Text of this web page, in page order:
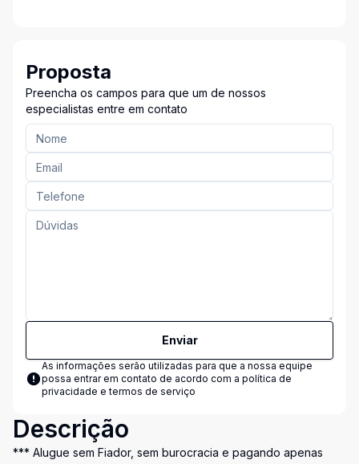
Proposta
Preencha os campos para que um de nossos
especialistas entre em contato
Enviar
As informações serão utilizadas para que a nossa equipe
possa entrar em contato de acordo com a política de
privacidade e termos de serviço
Descrição
*** Alugue sem Fiador, sem burocracia e pagando apenas